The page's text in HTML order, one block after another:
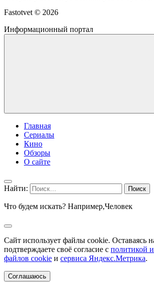
Fastotvet © 2026
Информационный портал
Главная
Сериалы
Кино
Обзоры
О сайте
Найти:
Что будем искать? Например,Человек
Сайт использует файлы cookie. Оставаясь
подтверждаете своё согласие с политикой
файлов cookie и сервиса Яндекс.Метрика.
Соглашаюсь